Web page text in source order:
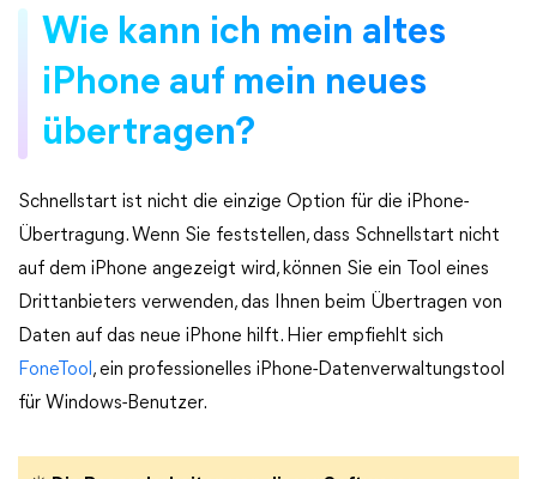
Wie kann ich mein altes
iPhone auf mein neues
übertragen?
Schnellstart ist nicht die einzige Option für die iPhone-
Übertragung. Wenn Sie feststellen, dass Schnellstart nicht
auf dem iPhone angezeigt wird, können Sie ein Tool eines
Drittanbieters verwenden, das Ihnen beim Übertragen von
Daten auf das neue iPhone hilft. Hier empfiehlt sich
FoneTool , ein professionelles iPhone-Datenverwaltungstool
für Windows-Benutzer.